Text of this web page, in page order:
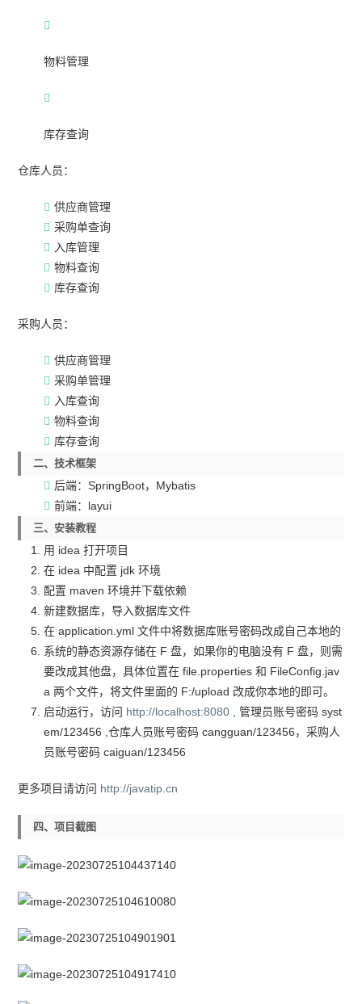
物料管理
库存查询
仓库人员：
供应商管理
采购单查询
入库管理
物料查询
库存查询
采购人员：
供应商管理
采购单管理
入库查询
物料查询
库存查询
二、技术框架
后端：SpringBoot，Mybatis
前端：layui
三、安装教程
用 idea 打开项目
在 idea 中配置 jdk 环境
配置 maven 环境并下载依赖
新建数据库，导入数据库文件
在 application.yml 文件中将数据库账号密码改成自己本地的
系统的静态资源存储在 F 盘，如果你的电脑没有 F 盘，则需
要改成其他盘，具体位置在 file.properties 和 FileConfig.jav
a 两个文件，将文件里面的 F:/upload 改成你本地的即可。
启动运行，访问 http://localhost:8080 , 管理员账号密码 syst
em/123456 ,仓库人员账号密码 cangguan/123456，采购人
员账号密码 caiguan/123456
更多项目请访问 http://javatip.cn
四、项目截图